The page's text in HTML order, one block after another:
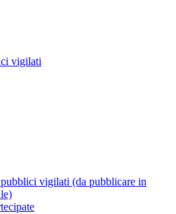
vigilati
vigilati (da pubblicare in